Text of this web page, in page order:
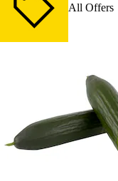
All Offers